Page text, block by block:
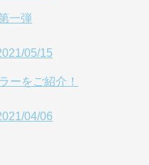
一弾
ーをご紹介！